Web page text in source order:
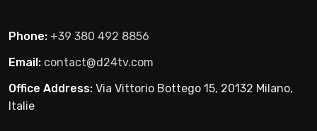
Phone: +39 380 492 8856
Email: contact@d24tv.com
Office Address: Via Vittorio Bottego 15, 20132 Milano,
Italie